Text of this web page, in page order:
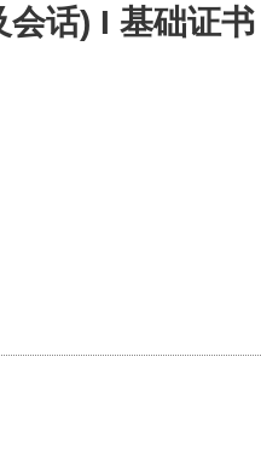
话) I 基础证